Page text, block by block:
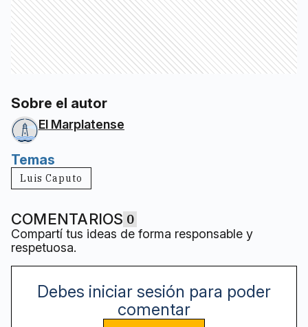
Sobre el autor
El Marplatense
Temas
Luis Caputo
COMENTARIOS 0
Compartí tus ideas de forma responsable y
respetuosa.
Debes iniciar sesión para poder
comentar